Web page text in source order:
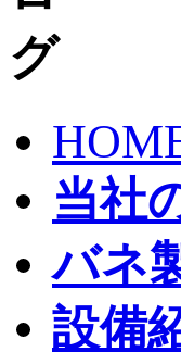
当社
バネ
設備